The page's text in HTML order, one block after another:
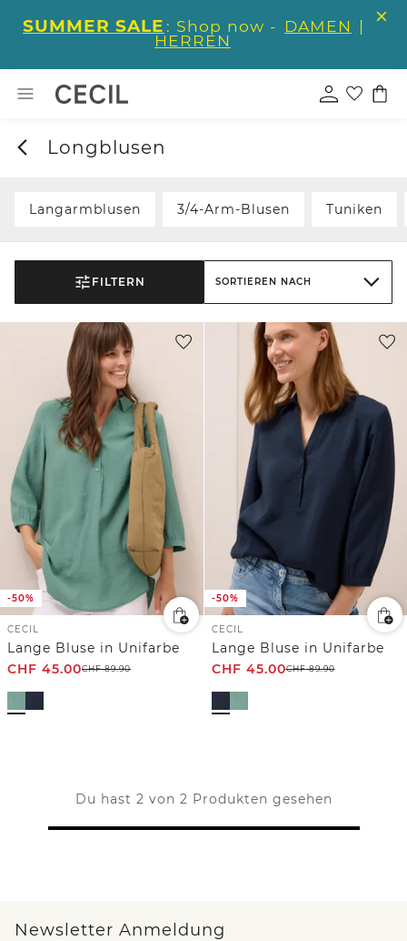
SUMMER SALE : Shop now - DAMEN |
HERREN
Longblusen
Langarmblusen 3/4-Arm-Blusen Tuniken
FILTERN SORTIEREN NACH
-50%
CECIL
Lange Bluse in Unifarbe
CHF 45.00CHF89.90
-50%
CECIL
Lange Bluse in Unifarbe
CHF 45.00CHF89.90
Du hast 2 von 2 Produkten gesehen
Newsletter Anmeldung